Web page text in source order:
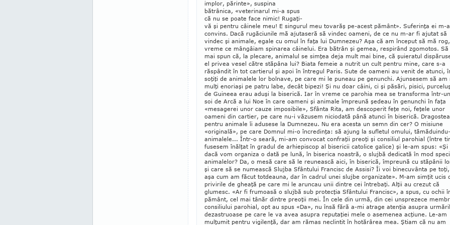
implor, pă­rinte», suspina
bătrânica, «ve­terinarul mi-a spus
că nu se poate face ni­mic! Ru­gaţi-
vă şi pen­tru câi­nele meu! E sin­gu­rul meu tovarăş pe-acest pă­mânt». Sufe­rin­ţa ei m-a
convins. Dacă rugă­ciu­nile mă ajutaseră să vin­dec oa­meni, de ce nu m-ar fi ajutat să
vindec şi ani­male, egale cu omul în faţa lui Dumnezeu? Aşa că am început să mă
vre­me ce mân­gâiam spinarea câi­­nelui. Era bătrân şi gemea, respi­rând zgo­mo­tos. Să
mai spun că, la ple­­care, ani­malul se sim­ţea deja mult mai bine, că şu­ie­ratul
el privea vesel către stăpâna lui? Biata fe­meie a nutrit un cult pentru mine, care s-a
răspândit în tot car­tie­rul şi apoi în în­tregul Paris. Sute de oameni au venit de atunci,
so­ţiţi de animalele lor bolnave, pe care mi le puneau pe ge­nunchi. Ajunsesem să am
mulţi enoriaşi pe pa­tru labe, decât bipezi! Şi nu doar câini, ci şi păsări, pi­sici,
de Gui­neea erau aduşi la bise­rică. Iar în vreme ce pa­rohia mea se transforma într-un
soi de Arcă a lui Noe în care oameni şi ani­­male îm­pre­ună şedeau în genunchi în faţa
«me­sa­­gerei unor cauze impo­sibile», Sfânta Rita, am des­coperit feţe noi, feţele unor
oameni din cartier, pe care nu-i văzusem ni­ciodată până atunci în bi­serică.
pen­tru animale îi adusese la Dum­nezeu. Nu era acesta un semn din cer? O mi­siune
«originală», pe care Domnul mi-o încredinţa: să ajung la sufletul omu­lui,
ani­ma­lele... Într-o seară, mi-am con­vocat confraţii preoţi şi con­siliul paro­hial (între
fusesem înălţat în gradul de arhiepis­cop al bisericii catolice galice) şi le-am spus: «Şi
dacă vom organiza o dată pe lună, în bi­serica noastră, o slujbă dedicată în mod
animalelor? Da, o mesă care să le reunească aici, în biserică, împreună cu stăpânii
şi care să se numeas­că Slujba Sfântului Francisc de Assisi? Îi voi bine­cuvânta pe toţi,
aşa cum am făcut tot­deauna, dar în cadrul unei slujbe orga­ni­zate». M-am simţit ucis
privirile de gheaţă pe care mi le aruncau unii dintre cei întrebaţi. Alţii au crezut că
glumesc. «Ar fi frumoasă o slujbă sub protecţia Sfântului Fran­cisc», a spus, cu ochii
pământ, cel mai tânăr dintre preoţii mei. În cele din urmă, din cei unsprezece
consiliului parohial, opt au spus «Da», nu însă fără a-mi atrage atenţia asupra
dezas­truoase pe care le va avea asupra reputaţiei mele o asemenea acţiune. Le-am
mulţumit pentru vigilenţă, dar am rămas neclin­tit în hotărârea mea. Ştiam că nu am